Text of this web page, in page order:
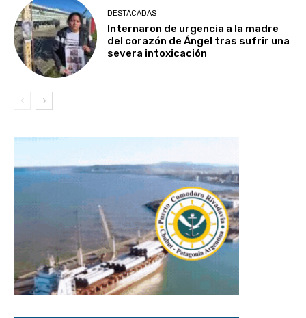
DESTACADAS
Internaron de urgencia a la madre
del corazón de Ángel tras sufrir una
severa intoxicación